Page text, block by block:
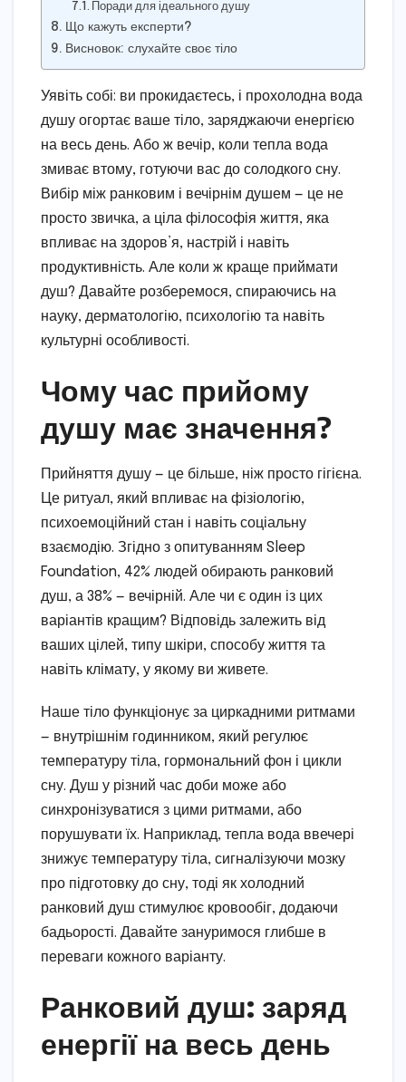
Поради для ідеального душу
Що кажуть експерти?
Висновок: слухайте своє тіло
Уявіть собі: ви прокидаєтесь, і прохолодна вода
душу огортає ваше тіло, заряджаючи енергією
на весь день. Або ж вечір, коли тепла вода
змиває втому, готуючи вас до солодкого сну.
Вибір між ранковим і вечірнім душем — це не
просто звичка, а ціла філософія життя, яка
впливає на здоров’я, настрій і навіть
продуктивність. Але коли ж краще приймати
душ? Давайте розберемося, спираючись на
науку, дерматологію, психологію та навіть
культурні особливості.
Чому час прийому
душу має значення?
Прийняття душу — це більше, ніж просто гігієна.
Це ритуал, який впливає на фізіологію,
психоемоційний стан і навіть соціальну
взаємодію. Згідно з опитуванням Sleep
Foundation, 42% людей обирають ранковий
душ, а 38% — вечірній. Але чи є один із цих
варіантів кращим? Відповідь залежить від
ваших цілей, типу шкіри, способу життя та
навіть клімату, у якому ви живете.
Наше тіло функціонує за циркадними ритмами
— внутрішнім годинником, який регулює
температуру тіла, гормональний фон і цикли
сну. Душ у різний час доби може або
синхронізуватися з цими ритмами, або
порушувати їх. Наприклад, тепла вода ввечері
знижує температуру тіла, сигналізуючи мозку
про підготовку до сну, тоді як холодний
ранковий душ стимулює кровообіг, додаючи
бадьорості. Давайте зануримося глибше в
переваги кожного варіанту.
Ранковий душ: заряд
енергії на весь день